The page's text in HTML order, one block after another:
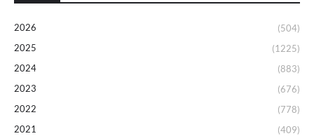
2026
(504)
2025
(1225)
2024
(883)
2023
(676)
2022
(778)
2021
(409)